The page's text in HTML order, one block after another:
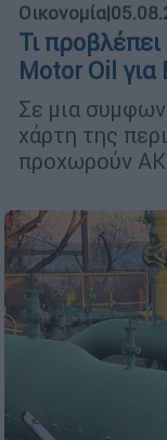
Οικονομία|
Τι
Motor Oil
Σε μια
χάρτη της
προχωρούν